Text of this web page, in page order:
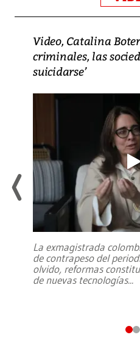
Video, Catalina
criminales, las
suicidarse’
La exmagistrada
de contrapeso del
olvido, reformas
de nuevas tecnologías...